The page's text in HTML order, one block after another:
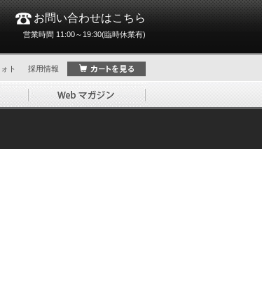
お問い合わせはこちら
営業時間 11:00～19:30(臨時休業有)
ト 採用情報